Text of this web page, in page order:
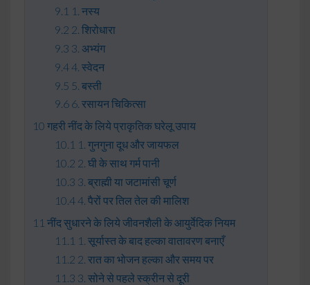
1. नस्य
2. शिरोधारा
3. अभ्यंग
4. स्वेदन
5. बस्ती
6. रसायन चिकित्सा
गहरी नींद के लिये प्राकृतिक घरेलू उपाय
1. गुनगुना दूध और जायफल
2. घी के साथ गर्म पानी
3. ब्राह्मी या जटामांसी चूर्ण
4. पैरों पर तिल तेल की मालिश
नींद सुधारने के लिये जीवनशैली के आयुर्वेदिक नियम
1. सूर्यास्त के बाद हल्का वातावरण बनाएँ
2. रात का भोजन हल्का और समय पर
3. सोने से पहले स्क्रीन से दूरी